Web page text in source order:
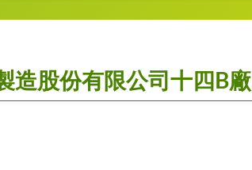
造股份有限公司十四B廠